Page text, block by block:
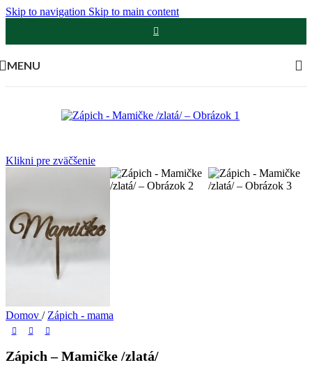
Skip to navigation Skip to main content
MENU
Klikni pre zväčšenie
Domov / Zápich - mama
Zápich – Mamičke /zlatá/